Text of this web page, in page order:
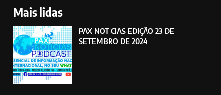
Mais lidas
PAX NOTICIAS EDIÇÃO 23 DE
SETEMBRO DE 2024